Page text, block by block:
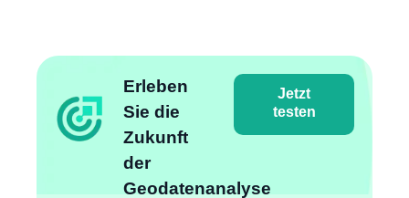
Erleben
Sie die
Zukunft
der
Geodatenanalyse
Jetzt
testen